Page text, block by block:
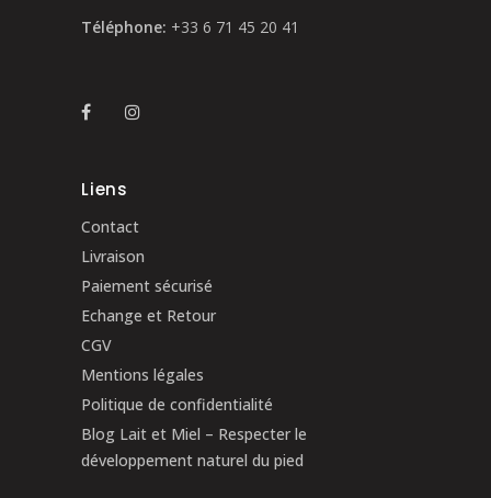
Téléphone: +33 6 71 45 20 41
Liens
Contact
Livraison
Paiement sécurisé
Echange et Retour
CGV
Mentions légales
Politique de confidentialité
Blog Lait et Miel – Respecter le
développement naturel du pied